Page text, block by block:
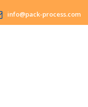
info@pack-process.com